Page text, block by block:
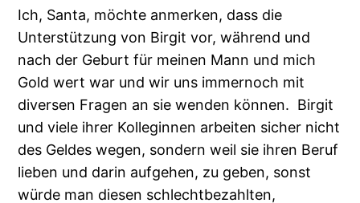
Ich, Santa, möchte anmerken, dass die
Unterstützung von Birgit vor, während und
nach der Geburt für meinen Mann und mich
Gold wert war und wir uns immernoch mit
diversen Fragen an sie wenden können. Birgit
und viele ihrer Kolleginnen arbeiten sicher nicht
des Geldes wegen, sondern weil sie ihren Beruf
lieben und darin aufgehen, zu geben, sonst
würde man diesen schlechtbezahlten,